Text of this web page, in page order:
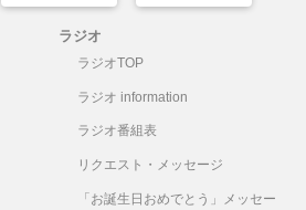
ラジオ
ラジオTOP
ラジオ information
ラジオ番組表
リクエスト・メッセージ
「お誕生日おめでとう」メッセー